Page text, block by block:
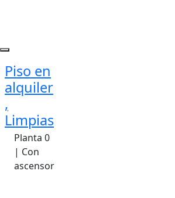
Piso en
alquiler
,
Limpias
Planta 0
| Con
ascensor